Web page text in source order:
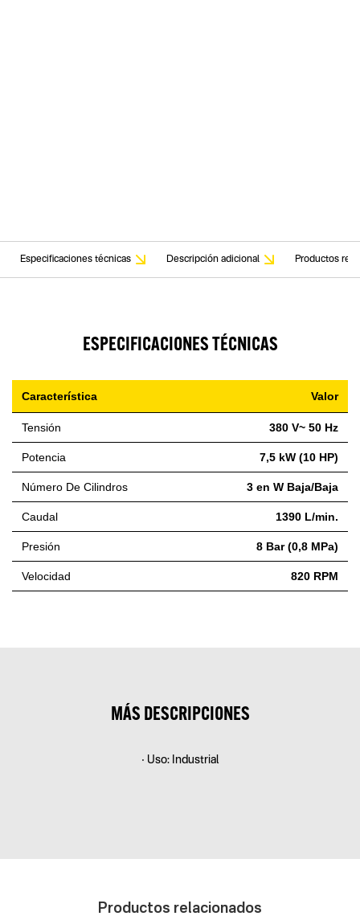
Especificaciones técnicas Descripción adicional Productos
ESPECIFICACIONES TÉCNICAS
Característica Valor
Tensión 380 V~ 50 Hz
Potencia 7,5 kW (10 HP)
Número De Cilindros 3 en W Baja/Baja
Caudal 1390 L/min.
Presión 8 Bar (0,8 MPa)
Velocidad 820 RPM
MÁS DESCRIPCIONES
• Uso: Industrial
Productos relacionados